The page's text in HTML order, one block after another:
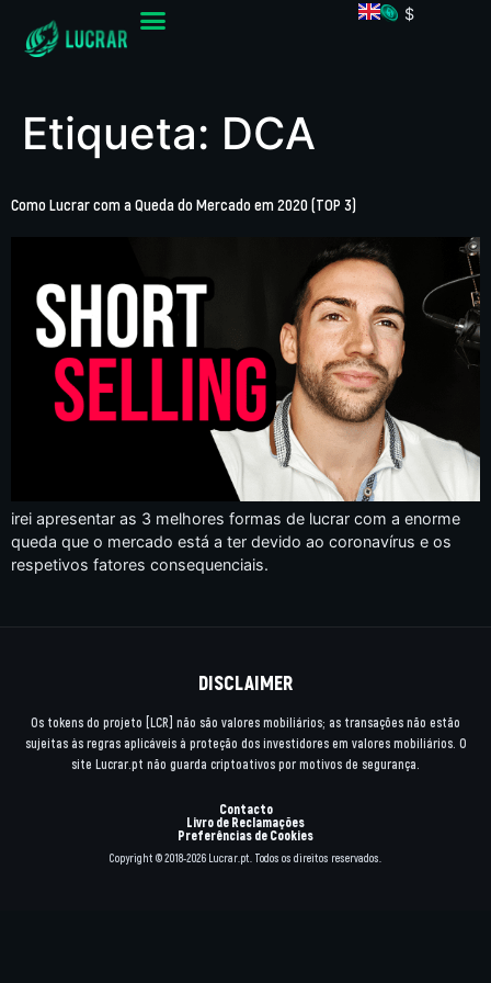
$
Etiqueta: DCA
Como Lucrar com a Queda do Mercado em 2020 (TOP 3)
irei apresentar as 3 melhores formas de lucrar com a enorme
queda que o mercado está a ter devido ao coronavírus e os
respetivos fatores consequenciais.
DISCLAIMER
Os tokens do projeto [LCR] não são valores mobiliários; as transações não estão
sujeitas às regras aplicáveis à proteção dos investidores em valores mobiliários. O
site Lucrar.pt não guarda criptoativos por motivos de segurança.
Contacto
Livro de Reclamações
Preferências de Cookies
Copyright © 2018-2026 Lucrar.pt. Todos os direitos reservados.